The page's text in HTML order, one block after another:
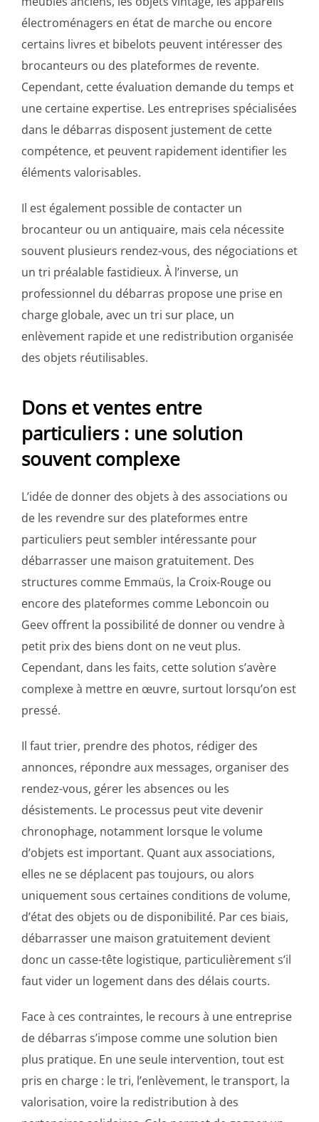
électroménagers en état de marche ou encore
certains livres et bibelots peuvent intéresser des
brocanteurs ou des plateformes de revente.
Cependant, cette évaluation demande du temps et
une certaine expertise. Les entreprises spécialisées
dans le débarras disposent justement de cette
compétence, et peuvent rapidement identifier les
éléments valorisables.
Il est également possible de contacter un
brocanteur ou un antiquaire, mais cela nécessite
souvent plusieurs rendez-vous, des négociations et
un tri préalable fastidieux. À l’inverse, un
professionnel du débarras propose une prise en
charge globale, avec un tri sur place, un
enlèvement rapide et une redistribution organisée
des objets réutilisables.
Dons et ventes entre
particuliers : une solution
souvent complexe
L’idée de donner des objets à des associations ou
de les revendre sur des plateformes entre
particuliers peut sembler intéressante pour
débarrasser une maison gratuitement. Des
structures comme Emmaüs, la Croix-Rouge ou
encore des plateformes comme Leboncoin ou
Geev offrent la possibilité de donner ou vendre à
petit prix des biens dont on ne veut plus.
Cependant, dans les faits, cette solution s’avère
complexe à mettre en œuvre, surtout lorsqu’on est
pressé.
Il faut trier, prendre des photos, rédiger des
annonces, répondre aux messages, organiser des
rendez-vous, gérer les absences ou les
désistements. Le processus peut vite devenir
chronophage, notamment lorsque le volume
d’objets est important. Quant aux associations,
elles ne se déplacent pas toujours, ou alors
uniquement sous certaines conditions de volume,
d’état des objets ou de disponibilité. Par ces biais,
débarrasser une maison gratuitement devient
donc un casse-tête logistique, particulièrement s’il
faut vider un logement dans des délais courts.
Face à ces contraintes, le recours à une entreprise
de débarras s’impose comme une solution bien
plus pratique. En une seule intervention, tout est
pris en charge : le tri, l’enlèvement, le transport, la
valorisation, voire la redistribution à des